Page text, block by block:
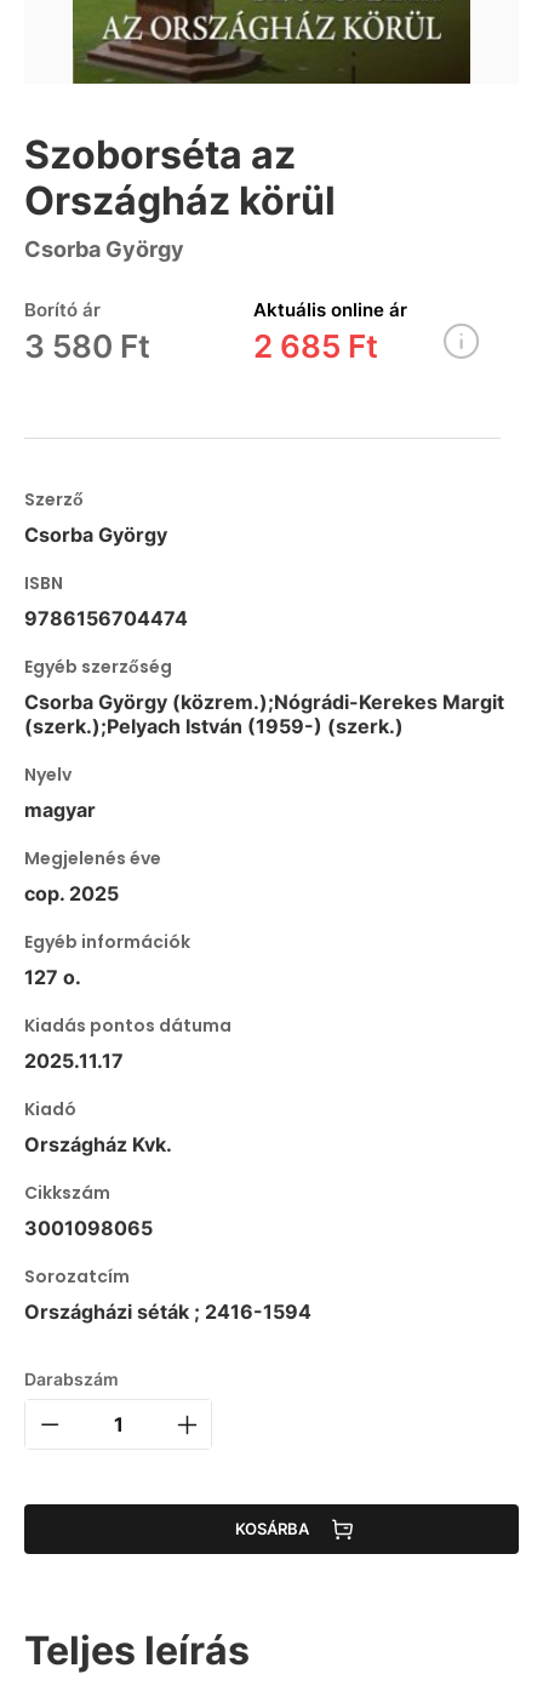
Szoborséta az
Országház körül
Csorba György
Borító ár
3 580 Ft
Aktuális online ár
2 685 Ft
Szerző
Csorba György
ISBN
9786156704474
Egyéb szerzőség
Csorba György (közrem.);Nógrádi-Kerekes Margit
(szerk.);Pelyach István (1959-) (szerk.)
Nyelv
magyar
Megjelenés éve
cop. 2025
Egyéb információk
127 o.
Kiadás pontos dátuma
2025.11.17
Kiadó
Országház Kvk.
Cikkszám
3001098065
Sorozatcím
Országházi séták ; 2416-1594
Darabszám
KOSÁRBA
Teljes leírás